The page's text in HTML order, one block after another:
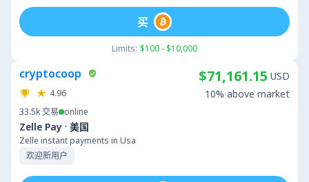
Limits: $100 - $10,000
买
cryptocoop
4.96
33.5k交易 online
Zelle Pay · 美国
Zelle instant payments in Usa
欢迎新用户
$71,161.15 USD
10% above market